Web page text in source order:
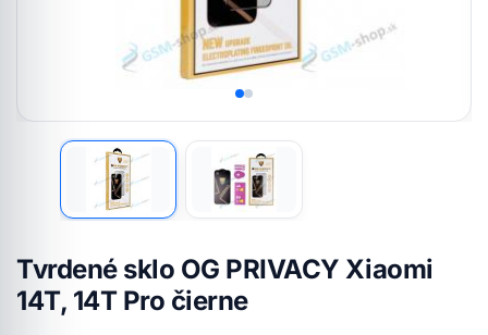
Tvrdené sklo OG PRIVACY Xiaomi
14T, 14T Pro čierne